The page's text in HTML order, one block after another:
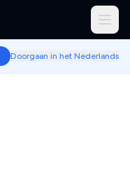
Doorgaan in het Nederlands